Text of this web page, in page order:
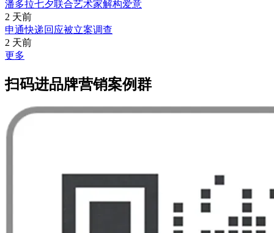
潘多拉七夕联合艺术家解构爱意
2 天前
申通快递回应被立案调查
2 天前
更多
扫码进品牌营销案例群